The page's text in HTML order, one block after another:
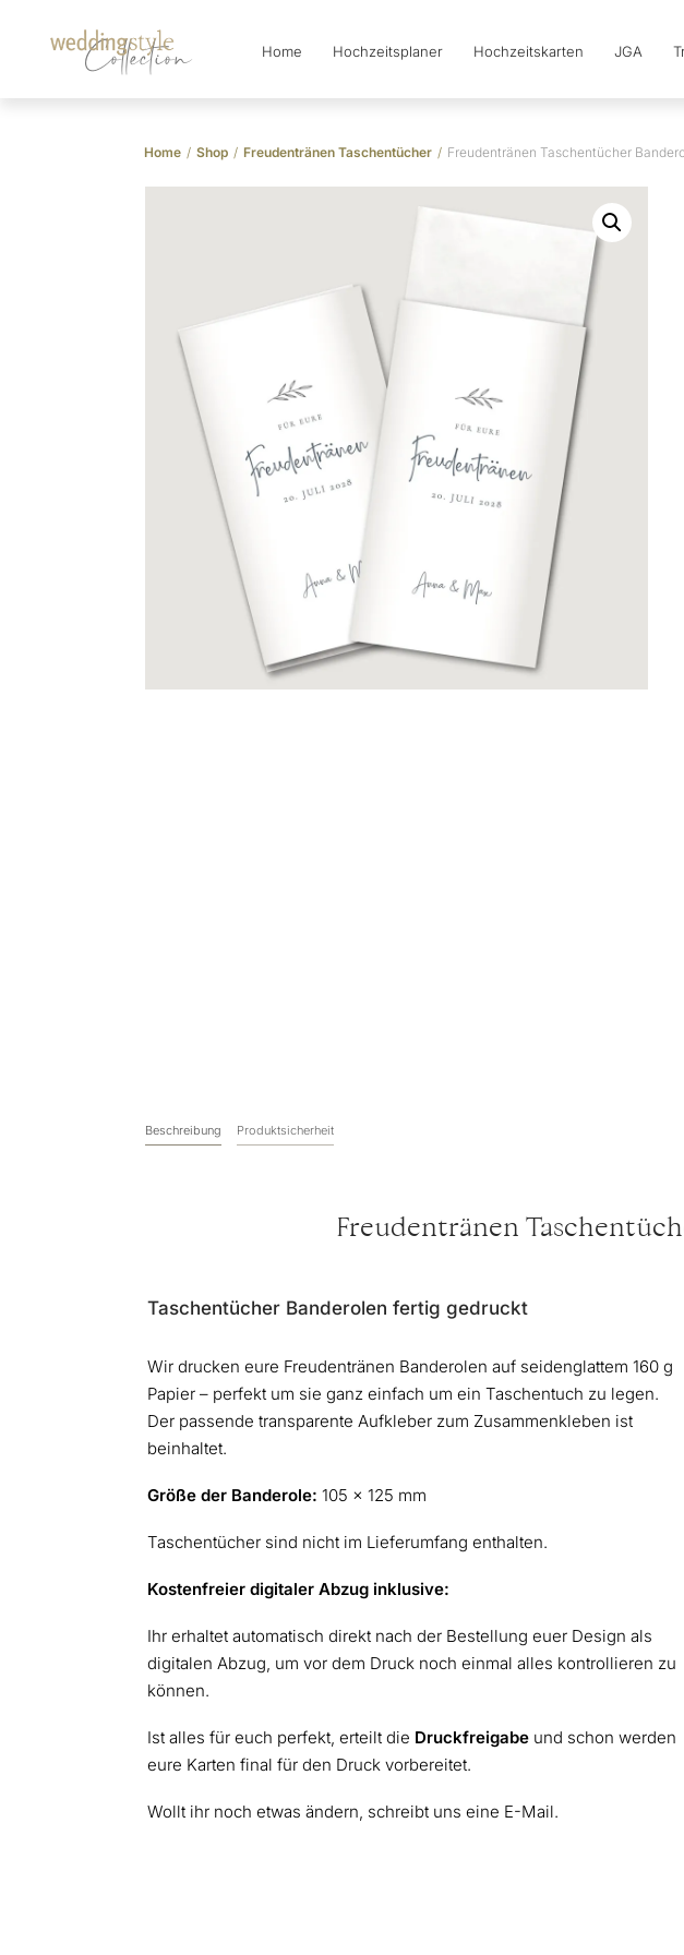
Collection Home Hochzeitsplaner Hochzeitskarten JGA
Home / Shop / Freudentränen Taschentücher / Freudentränen Taschentücher
Beschreibung Produktsicherheit
Freudentränen
Taschentücher Banderolen fertig gedruckt
Wir drucken eure Freudentränen Banderolen auf seidenglattem 160 g
Papier – perfekt um sie ganz einfach um ein Taschentuch zu legen.
Der passende transparente Aufkleber zum Zusammenkleben ist
beinhaltet.
Größe der Banderole: 105 x 125 mm
Taschentücher sind nicht im Lieferumfang enthalten.
Kostenfreier digitaler Abzug inklusive:
Ihr erhaltet automatisch direkt nach der Bestellung euer Design als
digitalen Abzug, um vor dem Druck noch einmal alles kontrollieren zu
können.
Ist alles für euch perfekt, erteilt die Druckfreigabe und schon werden
eure Karten final für den Druck vorbereitet.
Wollt ihr noch etwas ändern, schreibt uns eine E-Mail.